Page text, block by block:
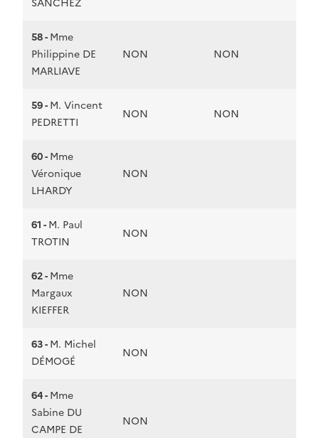
58 -Mme
Philippine DE
MARLIAVE
NON NON
59 -M. Vincent
PEDRETTI
NON NON
60 -Mme
Véronique
LHARDY
NON
61 -M. Paul
TROTIN
NON
62 -Mme
Margaux
KIEFFER
NON
63 -M. Michel
DÉMOGÉ
NON
64 -Mme
Sabine DU
CAMPE DE
NON